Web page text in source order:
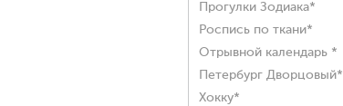
Прогулки Зодиака*
Роспись по ткани*
Отрывной календарь *
Петербург Дворцовый*
Хокку*